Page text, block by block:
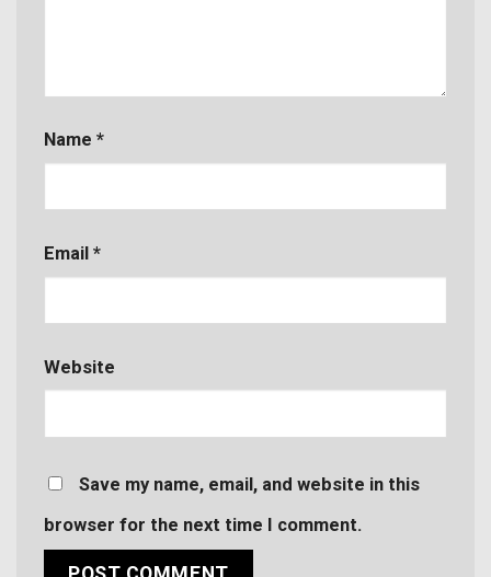
Name *
Email *
Website
Save my name, email, and website in this
browser for the next time I comment.